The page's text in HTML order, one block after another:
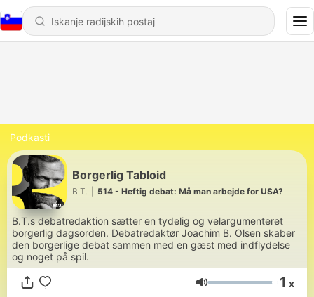
Podkasti
Borgerlig Tabloid
B.T. 514 - Heftig debat: Må man arbejde for USA?
B.T.s debatredaktion sætter en tydelig og velargumenteret
borgerlig dagsorden. Debatredaktør Joachim B. Olsen skaber
den borgerlige debat sammen med en gæst med indflydelse
og noget på spil.
Glasnost 1 x